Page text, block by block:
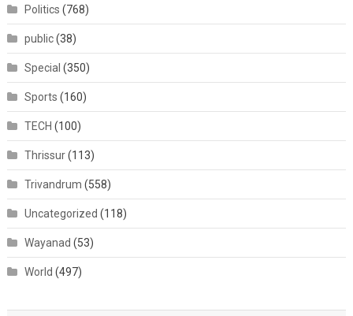
Politics (768)
public(38)
Special (350)
Sports (160)
TECH (100)
Thrissur(113)
Trivandrum (558)
Uncategorized (118)
Wayanad (53)
World (497)